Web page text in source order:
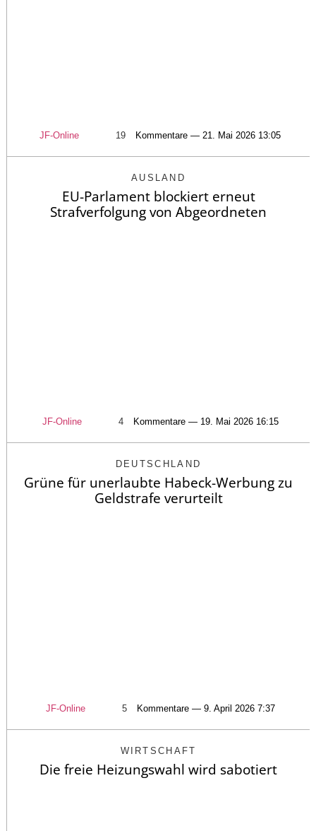
JF-Online 19 Kommentare — 21. Mai 2026 13:05
AUSLAND
EU-Parlament blockiert erneut
Strafverfolgung von Abgeordneten
JF-Online 4 Kommentare — 19. Mai 2026 16:15
DEUTSCHLAND
Grüne für unerlaubte Habeck-Werbung zu
Geldstrafe verurteilt
JF-Online 5 Kommentare — 9. April 2026 7:37
WIRTSCHAFT
Die freie Heizungswahl wird sabotiert